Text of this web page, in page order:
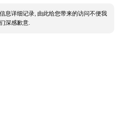
息详细记录, 由此给您带来的访问不便我
们深感歉意.